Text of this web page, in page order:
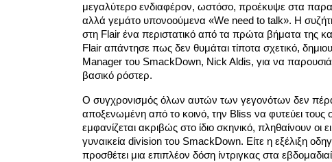
μεγαλύτερο ενδιαφέρον, ωστόσο, προέκυψε στα
αλλά γεμάτο υπονοούμενα «We need to talk». Η
στη Flair ένα περιστατικό από τα πρώτα βήματα της
Flair απάντησε πως δεν θυμάται τίποτα σχετικό,
Manager του SmackDown, Nick Aldis, για να
βασικό ρόστερ.
Ο συγχρονισμός όλων αυτών των γεγονότων δεν
αποξενωμένη από το κοινό, την Bliss να φυτεύει τους
εμφανίζεται ακριβώς στο ίδιο σκηνικό, πληθαίνουν οι
γυναικεία division του SmackDown. Είτε η εξέλιξη
προσθέτει μια επιπλέον δόση ίντριγκας στα